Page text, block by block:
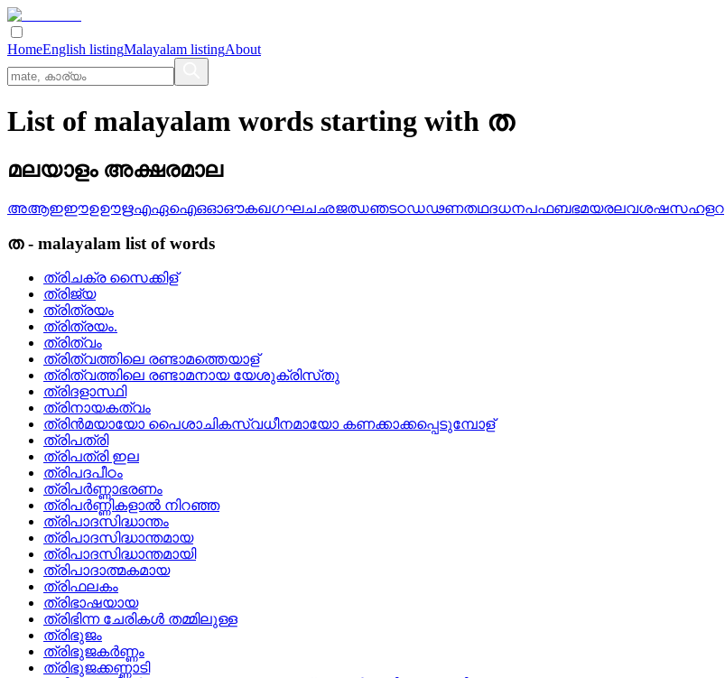
HomeEnglish listingMalayalam listingAbout
List of malayalam words starting with ത
മലയാളം അക്ഷരമാല
അആഇഈഉഊഋഎഏഐഒഓഔകഖഗഘചഛജഝഞടഠഡഢണതഥദധനപഫബഭമയരലവശഷസഹളറ
ത- malayalam list of words
ത്രിചക്ര സൈക്കിള്
ത്രിജ്യ
ത്രിത്രയം
ത്രിത്രയം.
ത്രിത്വം
ത്രിത്വത്തിലെ രണ്ടാമത്തെയാള്
ത്രിത്വത്തിലെ രണ്ടാമനായ യേശുക്രിസ്‌തു
ത്രിദളാസ്ഥി
ത്രിനായകത്വം
ത്രിന്‍മയായോ പൈശാചികസ്വധീനമായോ കണക്കാക്കപ്പെടുമ്പോള്
ത്രിപത്രി
ത്രിപത്രി ഇല
ത്രിപദപീഠം
ത്രിപര്‍ണ്ണാഭരണം
ത്രിപര്‍ണ്ണികളാല്‍ നിറഞ്ഞ
ത്രിപാദസിദ്ധാന്തം
ത്രിപാദസിദ്ധാന്തമായ
ത്രിപാദസിദ്ധാന്തമായി
ത്രിപാദാത്മകമായ
ത്രിഫലകം
ത്രിഭാഷയായ
ത്രിഭിന്ന ചേരികള്‍ തമ്മിലുള്ള
ത്രിഭുജം
ത്രിഭുജകര്‍ണ്ണം
ത്രിഭുജക്കണ്ണാടി